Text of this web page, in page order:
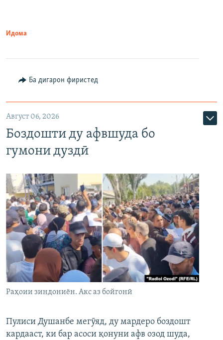
Идома
Ба дигарон фиристед
Август 06, 2026
Боздошти ду афвшуда бо
гумони дуздӣ
Раҳоии зиндониён. Акс аз бойгонӣ
Пулиси Душанбе мегӯяд, ду мардеро боздошт
кардааст, ки бар асоси қонуни афв озод шуда,